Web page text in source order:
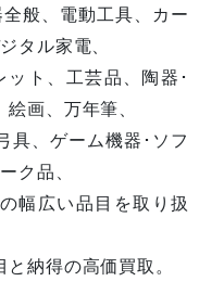
般、電動工具、カー
タル家電、
ト、工芸品、陶器･
画、万年筆、
具、ゲーム機器･ソフ
ク品、
幅広い品目を取り扱
納得の高価買取。